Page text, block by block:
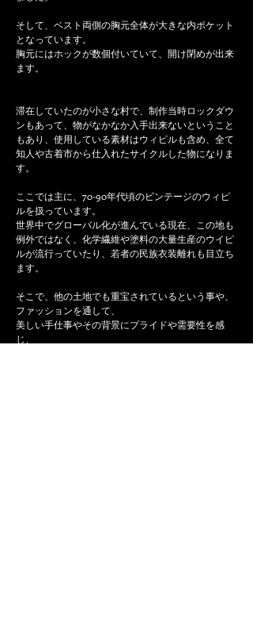
そして、ベスト両側の胸元全体が大きな内ポケット
となっています。
胸元にはホックが数個付いていて、開け閉めが出来
ます。
滞在していたのが小さな村で、制作当時ロックダウ
ンもあって、物がなかなか入手出来ないということ
もあり、使用している素材はウィピルも含め、全て
知人や古着市から仕入れたサイクルした物になりま
す。
ここでは主に、70-90年代頃のビンテージのウィピ
ルを扱っています。
世界中でグローバル化が進んでいる現在、この地も
例外ではなく、化学繊維や塗料の大量生産のウイピ
ルが流行っていたり、若者の民族衣装離れも目立ち
ます。
そこで、他の土地でも重宝されているという事や、
ファッションを通して、
美しい手仕事やその背景にプライドや需要性を感
じ、